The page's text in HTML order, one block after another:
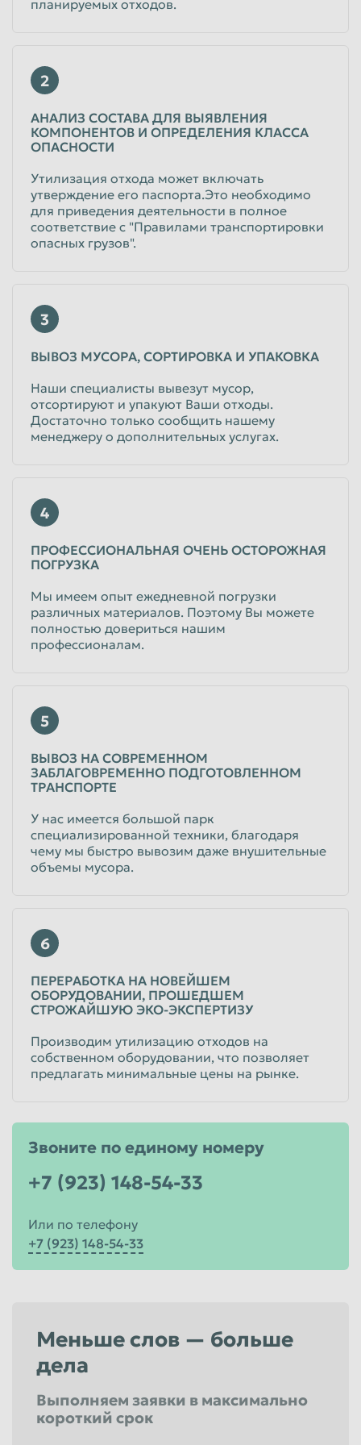
планируемых отходов.
2
АНАЛИЗ СОСТАВА ДЛЯ ВЫЯВЛЕНИЯ
КОМПОНЕНТОВ И ОПРЕДЕЛЕНИЯ КЛАССА
ОПАСНОСТИ
Утилизация отхода может включать
утверждение его паспорта.Это необходимо
для приведения деятельности в полное
соответствие с "Правилами транспортировки
опасных грузов".
3
ВЫВОЗ МУСОРА, СОРТИРОВКА И УПАКОВКА
Наши специалисты вывезут мусор,
отсортируют и упакуют Ваши отходы.
Достаточно только сообщить нашему
менеджеру о дополнительных услугах.
4
ПРОФЕССИОНАЛЬНАЯ ОЧЕНЬ ОСТОРОЖНАЯ
ПОГРУЗКА
Мы имеем опыт ежедневной погрузки
различных материалов. Поэтому Вы можете
полностью довериться нашим
профессионалам.
5
ВЫВОЗ НА СОВРЕМЕННОМ
ЗАБЛАГОВРЕМЕННО ПОДГОТОВЛЕННОМ
ТРАНСПОРТЕ
У нас имеется большой парк
специализированной техники, благодаря
чему мы быстро вывозим даже внушительные
объемы мусора.
6
ПЕРЕРАБОТКА НА НОВЕЙШЕМ
ОБОРУДОВАНИИ, ПРОШЕДШЕМ
СТРОЖАЙШУЮ ЭКО-ЭКСПЕРТИЗУ
Производим утилизацию отходов на
собственном оборудовании, что позволяет
предлагать минимальные цены на рынке.
Звоните по единому номеру
+7 (923) 148-54-33
Или по телефону
+7 (923) 148-54-33
Меньше слов — больше
дела
Выполняем заявки в максимально
короткий срок